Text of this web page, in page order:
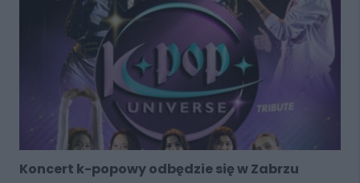
Koncert k-popowy odbędzie się w Zabrzu